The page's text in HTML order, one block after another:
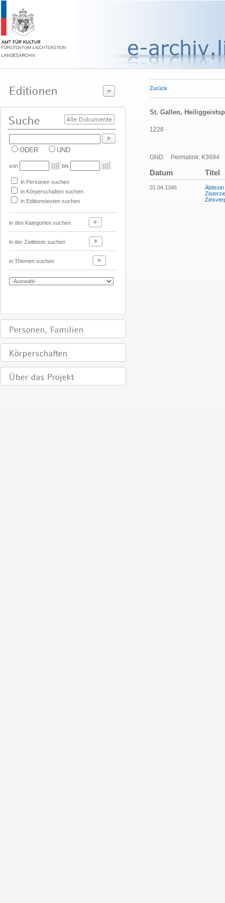
ODER UND
von bis
in Personen suchen
in Körperschaften suchen
in Editionstexten suchen
in den Kategorien suchen
in der Zeitleiste suchen
in Themen suchen
Zurück
St. Gallen,
1228 -
GND: Permalink: K3694
Datum Titel
01.04.1346